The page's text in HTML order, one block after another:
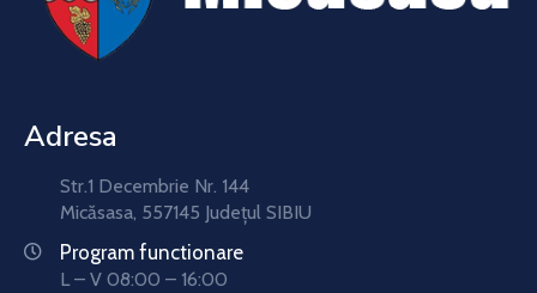
Adresa
Str.1 Decembrie Nr. 144
Micăsasa, 557145 Județul SIBIU
Program functionare
L – V 08:00 – 16:00